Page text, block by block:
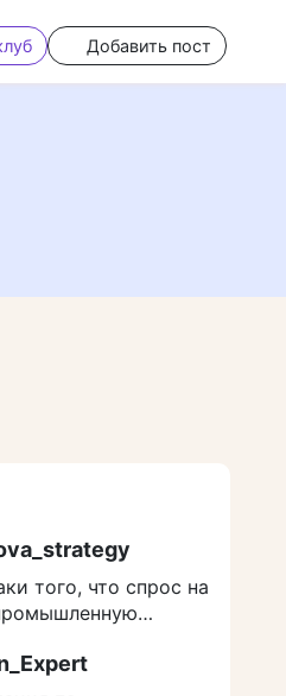
Добавить пост
того, что спрос на